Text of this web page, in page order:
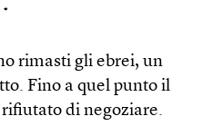
rimasti gli ebrei, un
Fino a quel punto il
di negoziare.